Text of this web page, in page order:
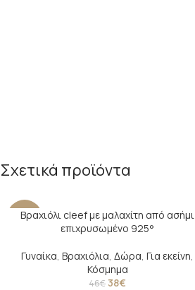
Σχετικά προϊόντα
-17%
OUT
Βραχιόλι cleef με μαλαχίτη από ασήμι
επιχρυσωμένο 925°
Γυναίκα,Βραχιόλια,Δώρα,Για εκείνη,
Κόσμημα
46€ 38€